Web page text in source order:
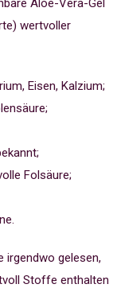
Aloe-Vera-Gel
wertvoller
Eisen, Kalzium;
Folsäure;
irgendwo gelesen,
Stoffe enthalten